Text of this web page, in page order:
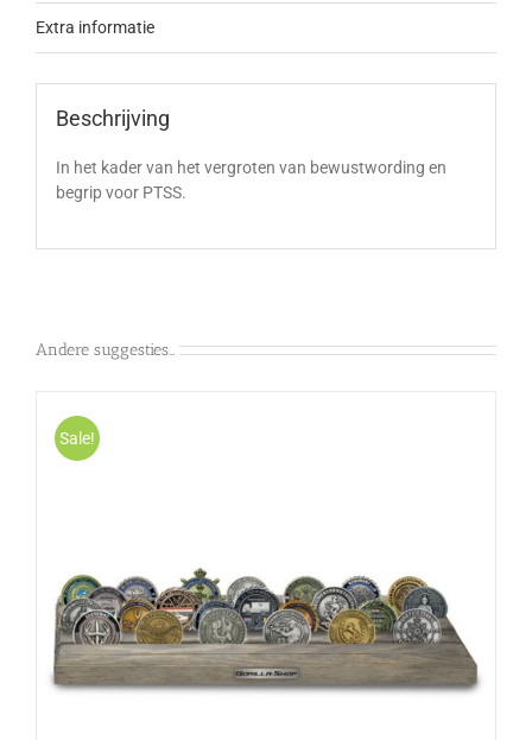
Extra informatie
Beschrijving
In het kader van het vergroten van bewustwording en
begrip voor PTSS.
Andere suggesties…
Sale!